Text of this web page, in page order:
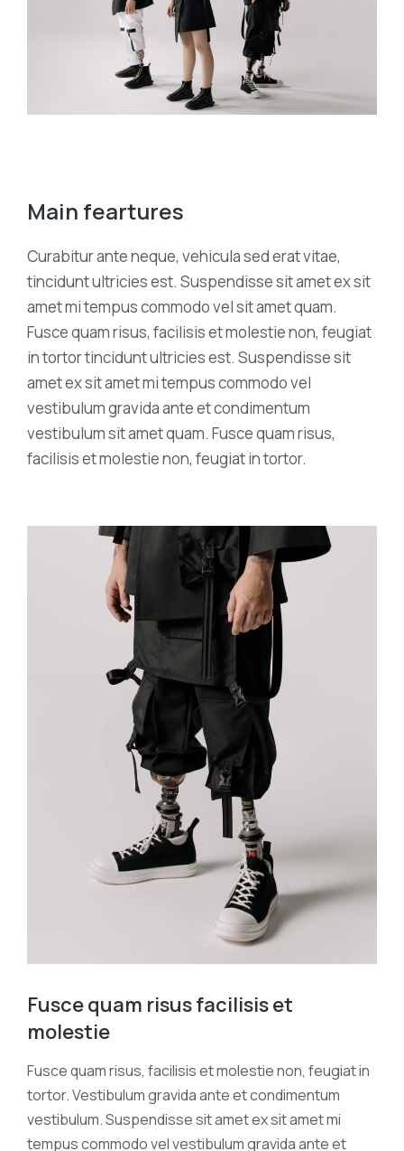
Main feartures
Curabitur ante neque, vehicula sed erat vitae,
tincidunt ultricies est. Suspendisse sit amet ex sit
amet mi tempus commodo vel sit amet quam.
Fusce quam risus, facilisis et molestie non, feugiat
in tortor tincidunt ultricies est. Suspendisse sit
amet ex sit amet mi tempus commodo vel
vestibulum gravida ante et condimentum
vestibulum sit amet quam. Fusce quam risus,
facilisis et molestie non, feugiat in tortor.
Fusce quam risus facilisis et
molestie
Fusce quam risus, facilisis et molestie non, feugiat in
tortor. Vestibulum gravida ante et condimentum
vestibulum. Suspendisse sit amet ex sit amet mi
tempus commodo vel vestibulum gravida ante et